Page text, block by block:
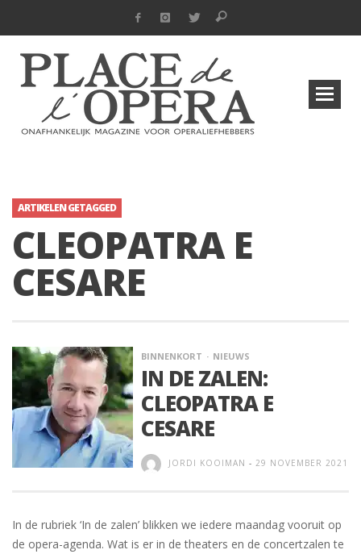
ARTIKELEN GETAGGED
CLEOPATRA E
CESARE
BINNENKORT NIEUWS
IN DE ZALEN:
CLEOPATRA E
CESARE
JORDI KOOIMAN - 29 NOVEMBER 2021
In de rubriek ‘In de zalen’ blikken we iedere maandag vooruit op
de opera-agenda. Wat is er in de theaters en de concertzalen te